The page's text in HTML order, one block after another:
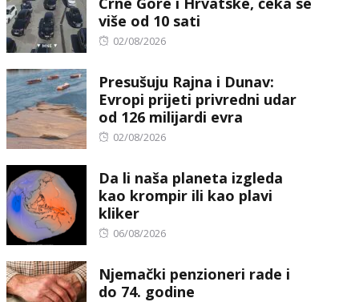
više od 10 sati
Posted
02/08/2026
Presušuju Rajna i Dunav:
Evropi prijeti privredni udar
od 126 milijardi evra
Posted
02/08/2026
Da li naša planeta izgleda
kao krompir ili kao plavi
kliker
Posted
06/08/2026
Njemački penzioneri rade i
do 74. godine